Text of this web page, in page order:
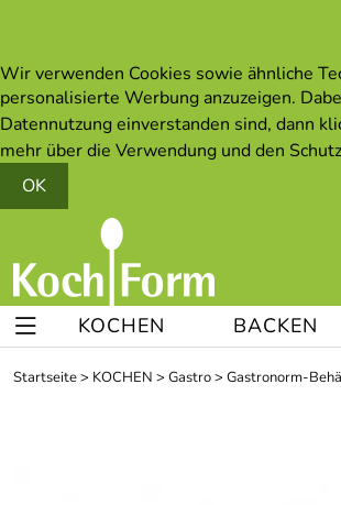
Wir verwenden Cookies sowie ähnliche
personalisierte Werbung anzuzeigen.
Datennutzung einverstanden sind, dann
mehr über die Verwendung und den
OK
KOCHEN BACKEN
Startseite> KOCHEN > Gastro> Gastronorm-